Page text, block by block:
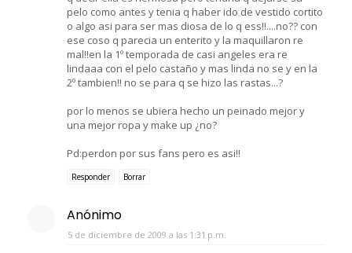
pelo como antes y tenia q haber ido de vestido cortito
o algo asi para ser mas diosa de lo q ess!!....no?? con
ese coso q parecia un enterito y la maquillaron re
mal!!en la 1º temporada de casi angeles era re
lindaaa con el pelo castaño y mas linda no se y en la
2º tambien!! no se para q se hizo las rastas...?
por lo menos se ubiera hecho un peinado mejor y
una mejor ropa y make up ¿no?
Pd:perdon por sus fans pero es asi!!
Responder Borrar
Anónimo
5 de diciembre de 2009 a las 1:31 p.m.